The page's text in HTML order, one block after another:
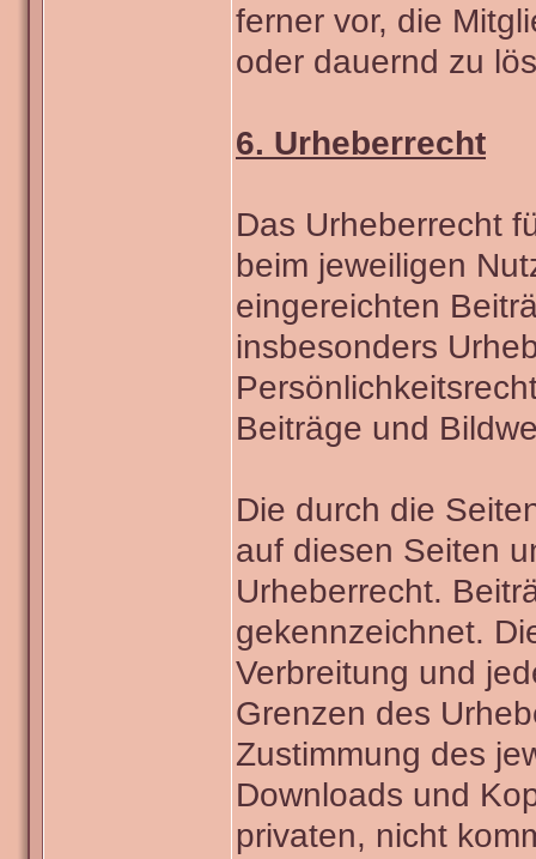
ferner vor, die
oder dauernd zu
6. Urheberrecht
Das Urheberrecht
beim jeweiligen
eingereichten
insbesonders
Beiträge und
Die durch die
auf diesen Seiten
Urheberrecht.
gekennzeichnet.
Verbreitung und
Grenzen des
Zustimmung des
Downloads und
privaten, nicht